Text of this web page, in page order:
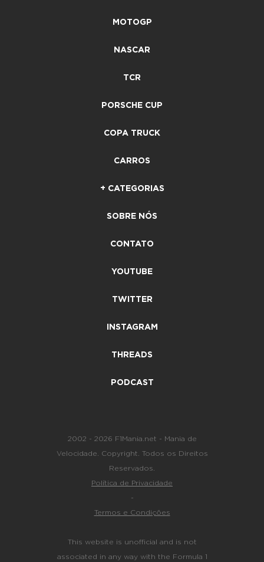
MOTOGP
NASCAR
TCR
PORSCHE CUP
COPA TRUCK
CARROS
+ CATEGORIAS
SOBRE NÓS
CONTATO
YOUTUBE
TWITTER
INSTAGRAM
THREADS
PODCAST
2002 - 2026 F1Mania.net - Mania de
Velocidade. Copyright. Todos os Direitos
Reservados.
Política de Privacidade
-
Termos e Condições
This website is unofficial and is not
associated in any way with the Formula 1